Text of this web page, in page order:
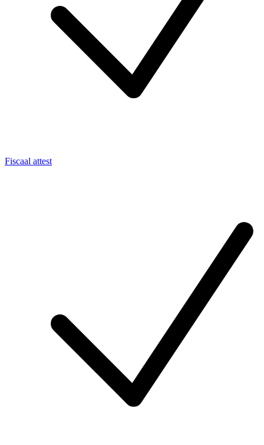
Fiscaal attest